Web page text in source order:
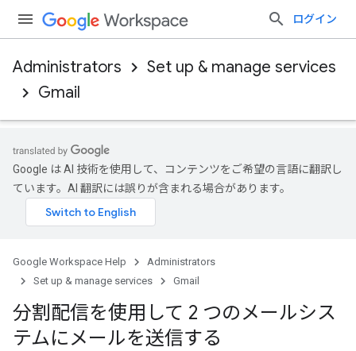
ログイン
Administrators
Set up & manage services
Gmail
Google は AI 技術を使用して、コンテンツをご希望の言語に翻訳し
ています。AI 翻訳には誤りが含まれる場合があります。
Google Workspace Help
Administrators
Set up & manage services
Gmail
分割配信を使用して 2 つのメールシス
テムにメールを送信する